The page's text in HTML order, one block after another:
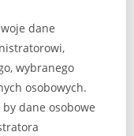
dane
wybranego
osobowych.
dane osobowe